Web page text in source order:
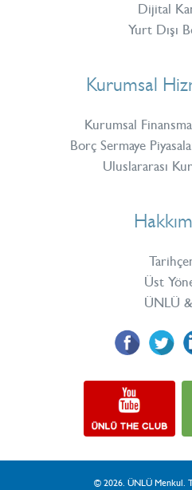
Dijital
Yurt Dışı
Kurumsal
Kurumsal
Borç Sermaye
Uluslararası
Üst
ÜNLÜ
© 2026. ÜNLÜ Menkul.